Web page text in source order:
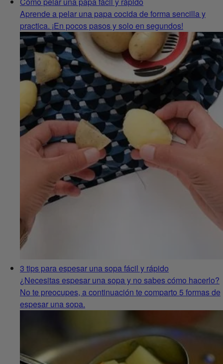
Aprende a pelar una papa cocida de forma sencilla y
practica. ¡En pocos pasos y solo en segundos!
3 tips para espesar una sopa fácil y rápido
¿Necesitas espesar una sopa y no sabes cómo hacerlo?
No te preocupes, a continuación te comparto 5 formas de
espesar una sopa.